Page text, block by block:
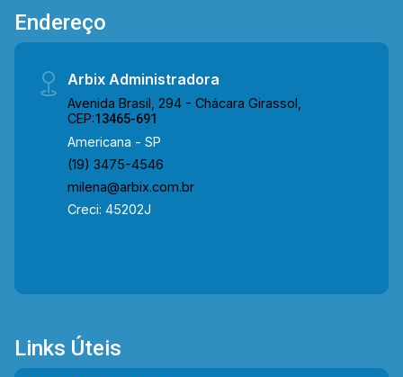
praticidade, mobilidade e qualidade de vida para
toda a família. Entre em contato com a equipe da
e Telefone: 19 3475-4546 ARBIX IMÓVEIS -
Presente em cada mudança!
Endereço
Arbix Administradora
Avenida Brasil, 294 - Chácara Girassol,
CEP:13465-691
Americana - SP
(19) 3475-4546
milena@arbix.com.br
Creci: 45202J
Links Úteis